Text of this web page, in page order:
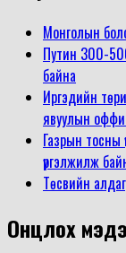
Монголын
Путин 300-
байна
Иргэдийн
явуулын
Газрын тосны
үргэлжилж
Төсвийн
Онцлох